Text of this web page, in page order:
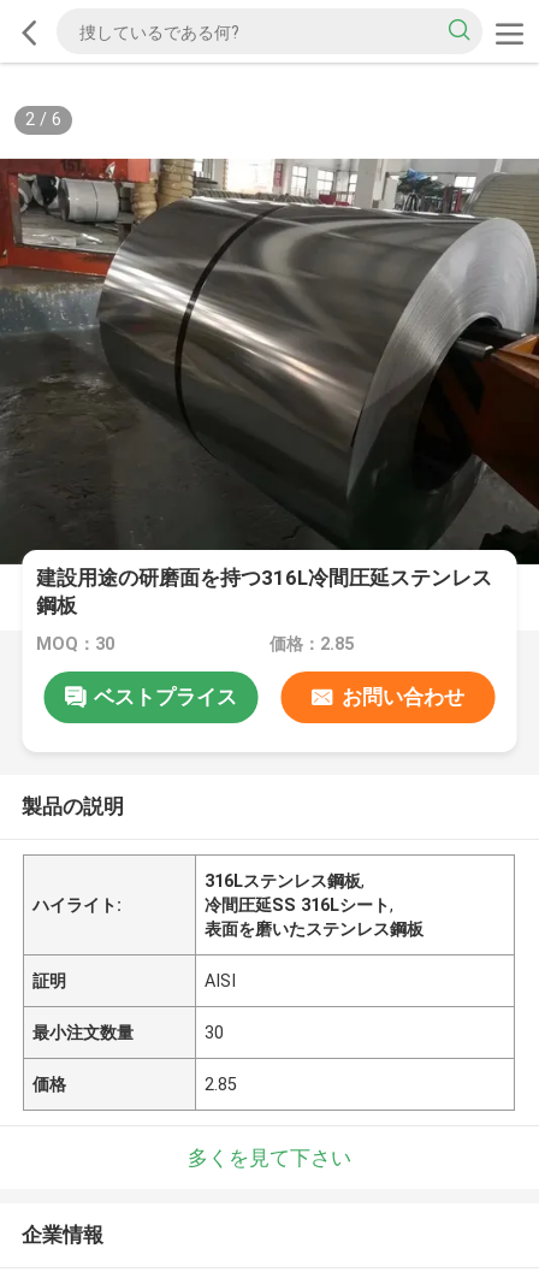
2/ 6
建設用途の研磨面を持つ316L冷間圧延ステンレス
鋼板
MOQ：30 価格：2.85
ベストプライス お問い合わせ
製品の説明
ハイライト:
316Lステンレス鋼板,
冷間圧延SS 316Lシート,
表面を磨いたステンレス鋼板
証明 AISI
最小注文数量 30
価格 2.85
多くを見て下さい
企業情報